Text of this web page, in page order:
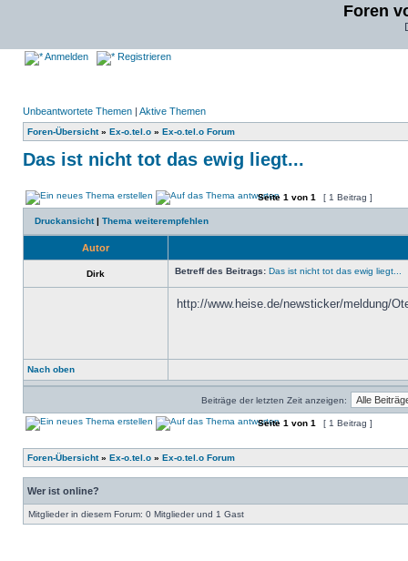
Foren
Anmelden Registrieren
Unbeantwortete Themen | Aktive Themen
Foren-Übersicht» Ex-o.tel.o » Ex-o.tel.o Forum
Das ist nicht tot das ewig liegt...
Seite 1 von 1 [ 1 Beitrag ]
Druckansicht| Thema weiterempfehlen
Autor
Dirk Betreff des Beitrags: Das ist nicht tot das ewig liegt...
http://www.heise.de/newsticker/meldung/
Nach oben
Beiträge der letzten Zeit anzeigen:
Seite 1 von 1 [ 1 Beitrag ]
Foren-Übersicht» Ex-o.tel.o » Ex-o.tel.o Forum
Wer ist online?
Mitglieder in diesem Forum: 0 Mitglieder und 1 Gast